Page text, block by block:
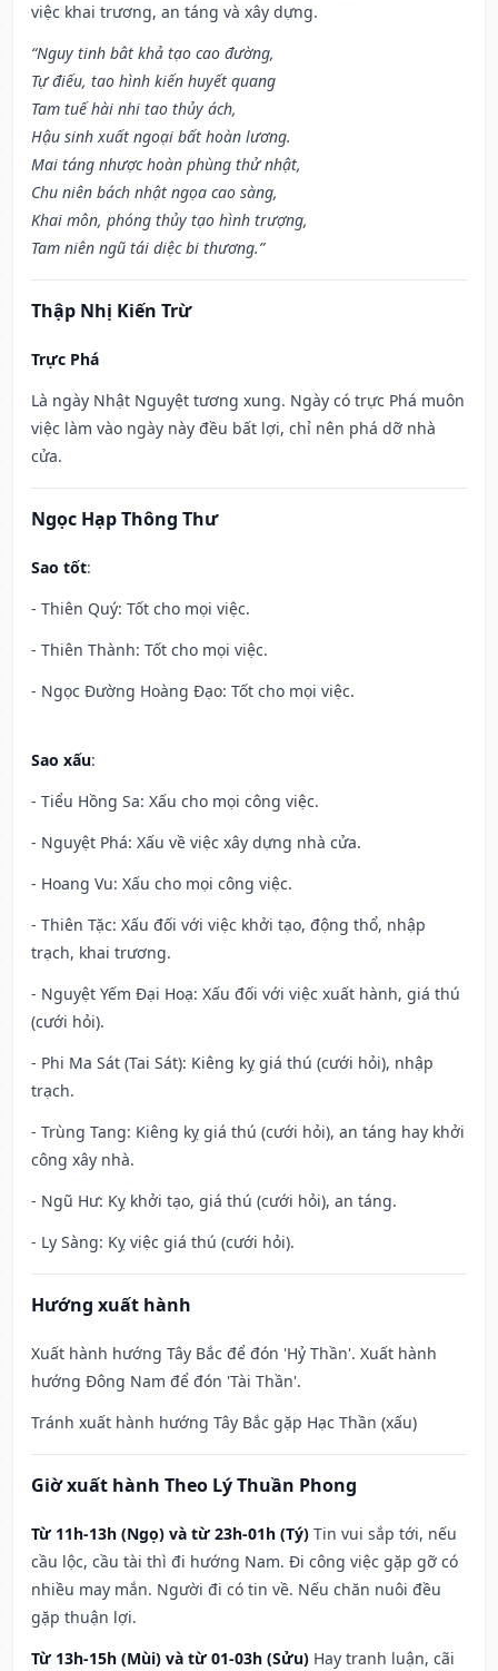
việc khai trương, an táng và xây dựng.
“Nguy tinh bât khả tạo cao đường,
Tự điếu, tao hình kiến huyết quang
Tam tuế hài nhi tao thủy ách,
Hậu sinh xuất ngoại bất hoàn lương.
Mai táng nhược hoàn phùng thử nhật,
Chu niên bách nhật ngọa cao sàng,
Khai môn, phóng thủy tạo hình trượng,
Tam niên ngũ tái diệc bi thương.”
Thập Nhị Kiến Trừ
Trực Phá
Là ngày Nhật Nguyệt tương xung. Ngày có trực Phá muôn
việc làm vào ngày này đều bất lợi, chỉ nên phá dỡ nhà
cửa.
Ngọc Hạp Thông Thư
Sao tốt:
- Thiên Quý: Tốt cho mọi việc.
- Thiên Thành: Tốt cho mọi việc.
- Ngọc Đường Hoàng Đạo: Tốt cho mọi việc.
Sao xấu:
- Tiểu Hồng Sa: Xấu cho mọi công việc.
- Nguyệt Phá: Xấu về việc xây dựng nhà cửa.
- Hoang Vu: Xấu cho mọi công việc.
- Thiên Tặc: Xấu đối với việc khởi tạo, động thổ, nhập
trạch, khai trương.
- Nguyệt Yếm Đại Hoạ: Xấu đối với việc xuất hành, giá thú
(cưới hỏi).
- Phi Ma Sát (Tai Sát): Kiêng kỵ giá thú (cưới hỏi), nhập
trạch.
- Trùng Tang: Kiêng kỵ giá thú (cưới hỏi), an táng hay khởi
công xây nhà.
- Ngũ Hư: Kỵ khởi tạo, giá thú (cưới hỏi), an táng.
- Ly Sàng: Kỵ việc giá thú (cưới hỏi).
Hướng xuất hành
Xuất hành hướng Tây Bắc để đón 'Hỷ Thần'. Xuất hành
hướng Đông Nam để đón 'Tài Thần'.
Tránh xuất hành hướng Tây Bắc gặp Hạc Thần (xấu)
Giờ xuất hành Theo Lý Thuần Phong
Từ 11h-13h (Ngọ) và từ 23h-01h (Tý) Tin vui sắp tới, nếu
cầu lộc, cầu tài thì đi hướng Nam. Đi công việc gặp gỡ có
nhiều may mắn. Người đi có tin về. Nếu chăn nuôi đều
gặp thuận lợi.
Từ 13h-15h (Mùi) và từ 01-03h (Sửu) Hay tranh luận, cãi